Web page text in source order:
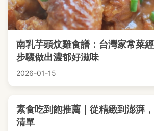
南乳芋頭炆雞食譜：台灣家常菜
步驟做出濃郁好滋味
2026-01-15
素食吃到飽推薦｜從精緻到澎湃
清單